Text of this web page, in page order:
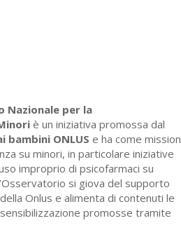
Nazionale per la
è un iniziativa promossa dal
bambini ONLUS e ha come mission
su minori, in particolare iniziative
improprio di psicofarmaci su
si giova del supporto
Onlus e alimenta di contenuti le
promosse tramite